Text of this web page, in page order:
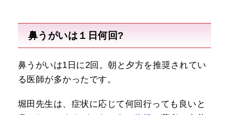
鼻うがいは１日何回?
鼻うがいは1日に2回。朝と夕方を推奨されてい
る医師が多かったです。
堀田先生は、症状に応じて何回行っても良いと